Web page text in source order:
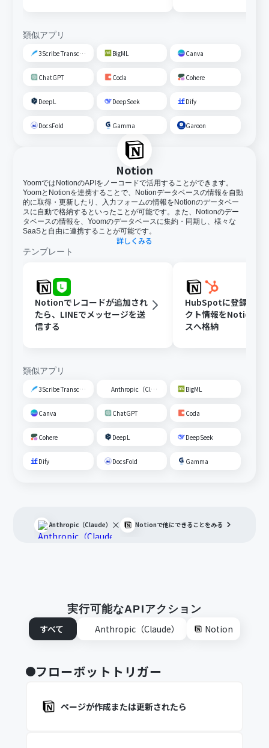
類似アプリ
3Scribe Transcription BigML Canva
ChatGPT Coda Cohere
DeepL DeepSeek Dify
DocsFold Gamma Garoon
Notion
YoomではNotionのAPIをノーコードで活用することができます。
YoomとNotionを連携することで、Notionデータベースの情報を自動
的に取得・更新したり、入力フォームの情報をNotionのデータベー
スに自動で格納するといったことが可能です。また、Notionのデー
タベースの情報を、Yoomのデータベースに集約・同期し、様々な
SaaSと自由に連携することが可能です。
詳しくみる
テンプレート
Notionでレコードが追加され
たら、LINEでメッセージを送
信する
HubSpotに登録され
クト情報をNotionデ
スへ格納
類似アプリ
3Scribe Transcription Anthropic（Claude） BigML
Canva ChatGPT Coda
Cohere DeepL DeepSeek
Dify DocsFold Gamma
Anthropic（Claude） × Notionで他にできることをみる
実行可能なAPIアクション
すべて
Anthropic（Claude） Notion
フローボットトリガー
ページが作成または更新されたら